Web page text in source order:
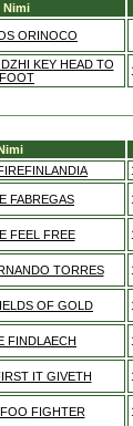
Nimi
ORINOCO
KEY HEAD TO
FOOT
FABREGAS
FEEL FREE
TORRES
OF GOLD
FINDLAECH
IT GIVETH
FIGHTER